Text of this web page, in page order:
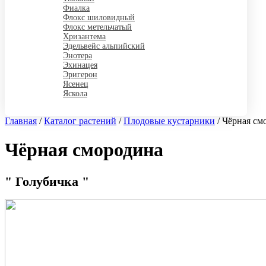
Фиалка
Флокс шиловидный
Флокс метельчатый
Хризантема
Эдельвейс альпийский
Энотера
Эхинацея
Эригерон
Ясенец
Яскола
Главная /Каталог растений /Плодовые кустарники /Чёрная
Чёрная смородина
" Голубичка "